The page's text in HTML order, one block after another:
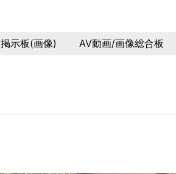
掲示板(画像) AV動画/画像総合板